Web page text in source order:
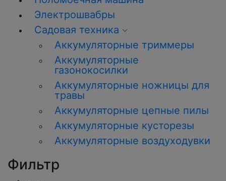
Электрошвабры
Садовая техника
Аккумуляторные триммеры
Аккумуляторные
газонокосилки
Аккумуляторные ножницы для
травы
Аккумуляторные цепные пилы
Аккумуляторные кусторезы
Аккумуляторные воздуходувки
Фильтр